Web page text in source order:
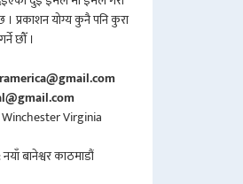
प्रकाशन योग्य कुनै पनि कुरा
छौँ ।
Winchester Virginia
बानेश्वर काठमाडौं